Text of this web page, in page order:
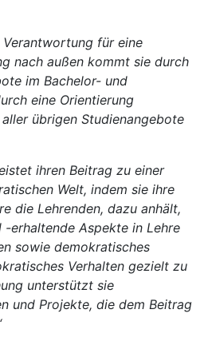
für eine
nach außen kommt sie durch
im Bachelor- und
eine Orientierung
übrigen Studienangebote
ihren Beitrag zu einer
Welt, indem sie ihre
die Lehrenden, dazu anhält,
erhaltende Aspekte in Lehre
sowie demokratisches
Verhalten gezielt zu
unterstützt sie
und Projekte, die dem Beitrag